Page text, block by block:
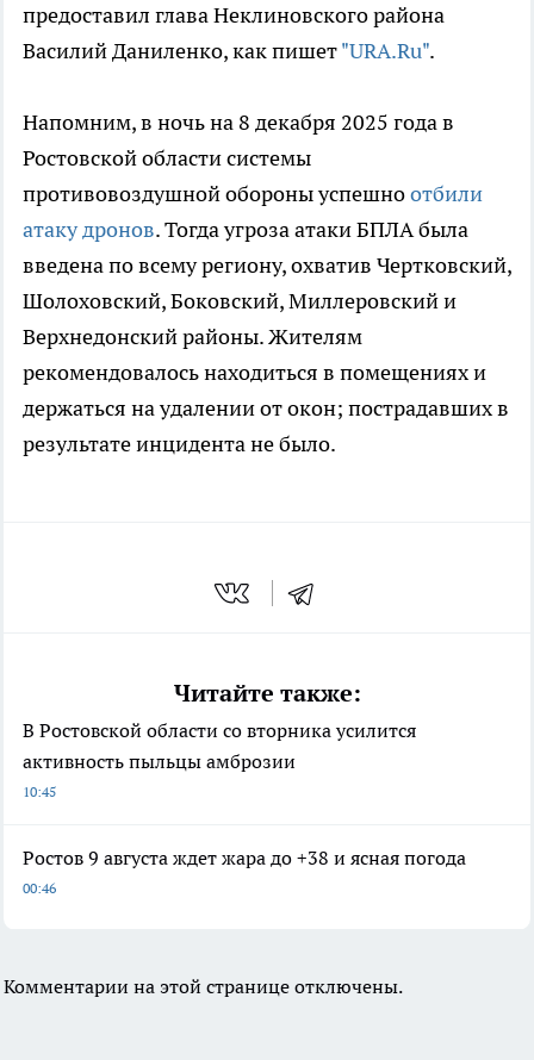
предоставил глава Неклиновского района
Василий Даниленко, как пишет"URA.Ru".
Напомним, в ночь на 8 декабря 2025 года в
Ростовской области системы
противовоздушной обороны успешноотбили
атаку дронов. Тогда угроза атаки БПЛА была
введена по всему региону, охватив Чертковский,
Шолоховский, Боковский, Миллеровский и
Верхнедонский районы. Жителям
рекомендовалось находиться в помещениях и
держаться на удалении от окон; пострадавших в
результате инцидента не было.
Читайте также:
В Ростовской области со вторника усилится
активность пыльцы амброзии
10:45
Ростов 9 августа ждет жара до +38 и ясная погода
00:46
Комментарии на этой странице отключены.